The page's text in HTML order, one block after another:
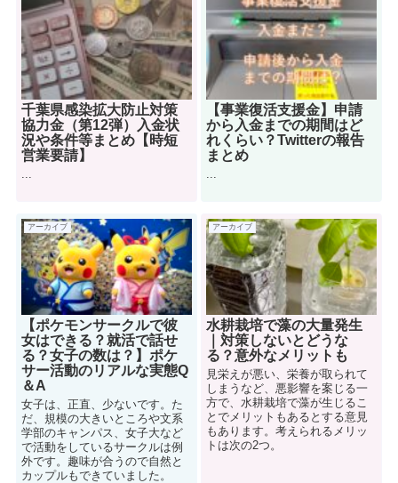
千葉県感染拡大防止対策
協力金（第12弾）入金状
況や条件等まとめ【時短
営業要請】
...
【事業復活支援金】申請
から入金までの期間はど
れくらい？Twitterの報告
まとめ
...
アーカイブ
【ポケモンサークルで彼
女はできる？就活で話せ
る？女子の数は？】ポケ
サー活動のリアルな実態Q
＆A
女子は、正直、少ないです。た
だ、規模の大きいところや文系
学部のキャンパス、女子大など
で活動をしているサークルは例
外です。趣味が合うので自然と
カップルもできていました。
アーカイブ
水耕栽培で藻の大量発生
｜対策しないとどうな
る？意外なメリットも
見栄えが悪い、栄養が取られて
しまうなど、悪影響を案じる一
方で、水耕栽培で藻が生じるこ
とでメリットもあるとする意見
もあります。考えられるメリッ
トは次の2つ。